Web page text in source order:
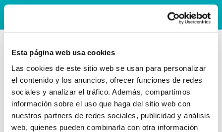
Esta página web usa cookies
Las cookies de este sitio web se usan para personalizar
el contenido y los anuncios, ofrecer funciones de redes
sociales y analizar el tráfico. Además, compartimos
información sobre el uso que haga del sitio web con
nuestros partners de redes sociales, publicidad y análisis
web, quienes pueden combinarla con otra información